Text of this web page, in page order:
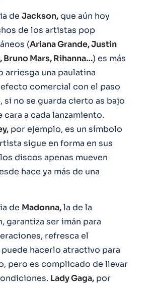
de Jackson,que aún hoy
de los artistas pop
(Ariana Grande, Justin
Bruno Mars, Rihanna…) es más
arriesga una paulatina
comercial con el paso
si no se guarda cierto as bajo
cara a cada lanzamiento.
por ejemplo, es un símbolo
sigue en forma en sus
discos apenas mueven
hace ya más de una
de Madonna,la de la
garantiza ser imán para
refresca el
hacerlo atractivo para
pero es complicado de llevar
Lady Gaga, por